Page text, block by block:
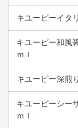
キユーピーイタ
キユーピー和風
ｍｌ
キユーピー深煎
キユーピーシー
ｍｌ